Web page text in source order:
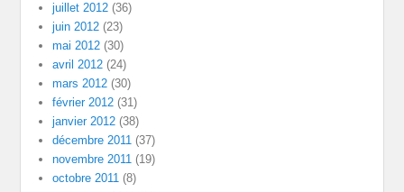
juillet 2012 (36)
juin 2012 (23)
mai 2012 (30)
avril 2012 (24)
mars 2012 (30)
février 2012 (31)
janvier 2012 (38)
décembre 2011 (37)
novembre 2011 (19)
octobre 2011 (8)